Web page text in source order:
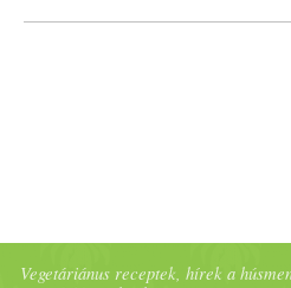
Vegetáriánus receptek, hírek a